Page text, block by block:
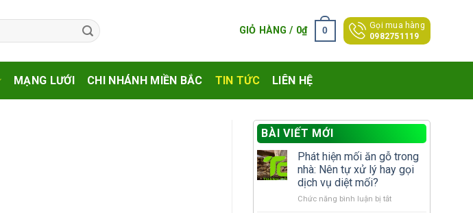
GIỎ HÀNG / 0₫ 0
Gọi mua hàng
0982751119
MẠNG LƯỚI CHI NHÁNH MIỀN BẮC TIN TỨC LIÊN HỆ
BÀI VIẾT MỚI
Phát hiện mối ăn gỗ trong
nhà: Nên tự xử lý hay gọi
dịch vụ diệt mối?
Chức năng bình luận bị tắtở